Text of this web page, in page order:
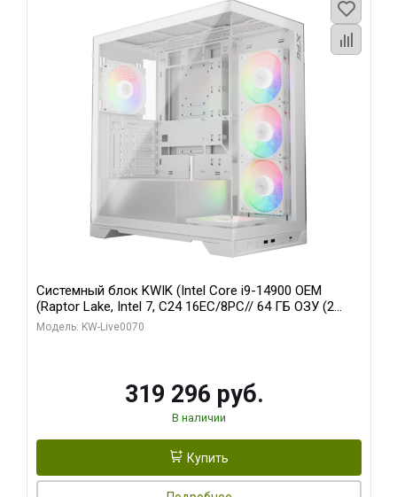
Системный блок KWIK (Intel Core i9-14900 OEM
(Raptor Lake, Intel 7, C24 16EC/8PC// 64 ГБ ОЗУ (2
модуля)/ Gigabyte RTX5080 XTREME WATERFORCE
Модель: KW-Live0070
319 296 руб.
В наличии
Купить